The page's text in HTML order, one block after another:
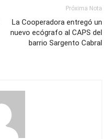
Próxima Nota
La Cooperadora entregó un
nuevo ecógrafo al CAPS del
barrio Sargento Cabral